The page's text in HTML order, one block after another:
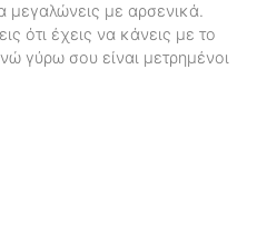
μεγαλώνεις με αρσενικά.
ότι έχεις να κάνεις με το
γύρω σου είναι μετρημένοι